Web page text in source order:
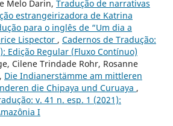
Melo Darin, Tradução de narrativas
estrangeirizadora de Katrina
para o inglês de “Um dia a
Lispector , Cadernos de Tradução:
Edição Regular (Fluxo Contínuo)
Cilene Trindade Rohr, Rosanne
Die Indianerstämme am mittleren
die Chipaya und Curuaya ,
v. 41 n. esp. 1 (2021):
I